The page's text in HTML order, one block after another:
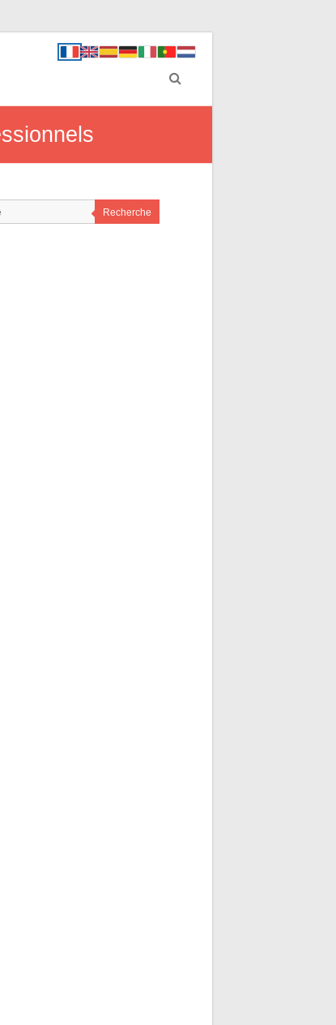
Recherche